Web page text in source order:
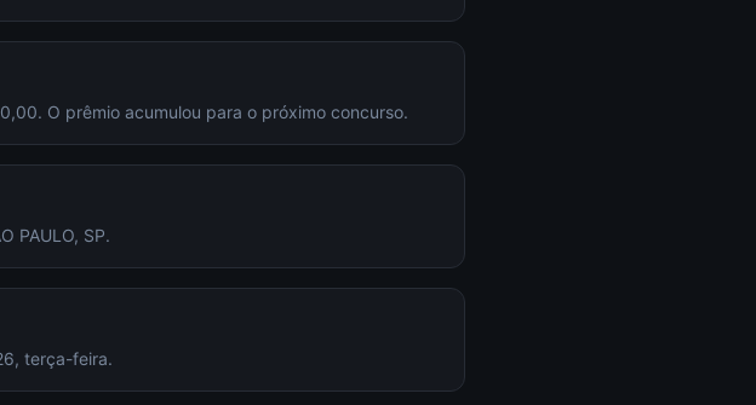
O prêmio acumulou para o próximo concurso.
PAULO, SP.
terça-feira.